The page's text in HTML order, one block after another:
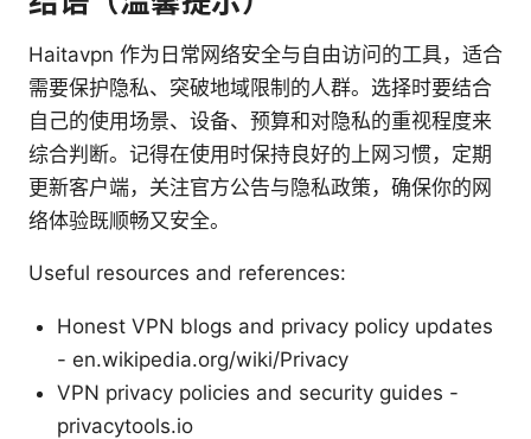
Haitavpn 作为日常网络安全与自由访问的工具，适合
需要保护隐私、突破地域限制的人群。选择时要结合
自己的使用场景、设备、预算和对隐私的重视程度来
综合判断。记得在使用时保持良好的上网习惯，定期
更新客户端，关注官方公告与隐私政策，确保你的网
络体验既顺畅又安全。
Useful resources and references:
Honest VPN blogs and privacy policy updates
- en.wikipedia.org/wiki/Privacy
VPN privacy policies and security guides -
privacytools.io